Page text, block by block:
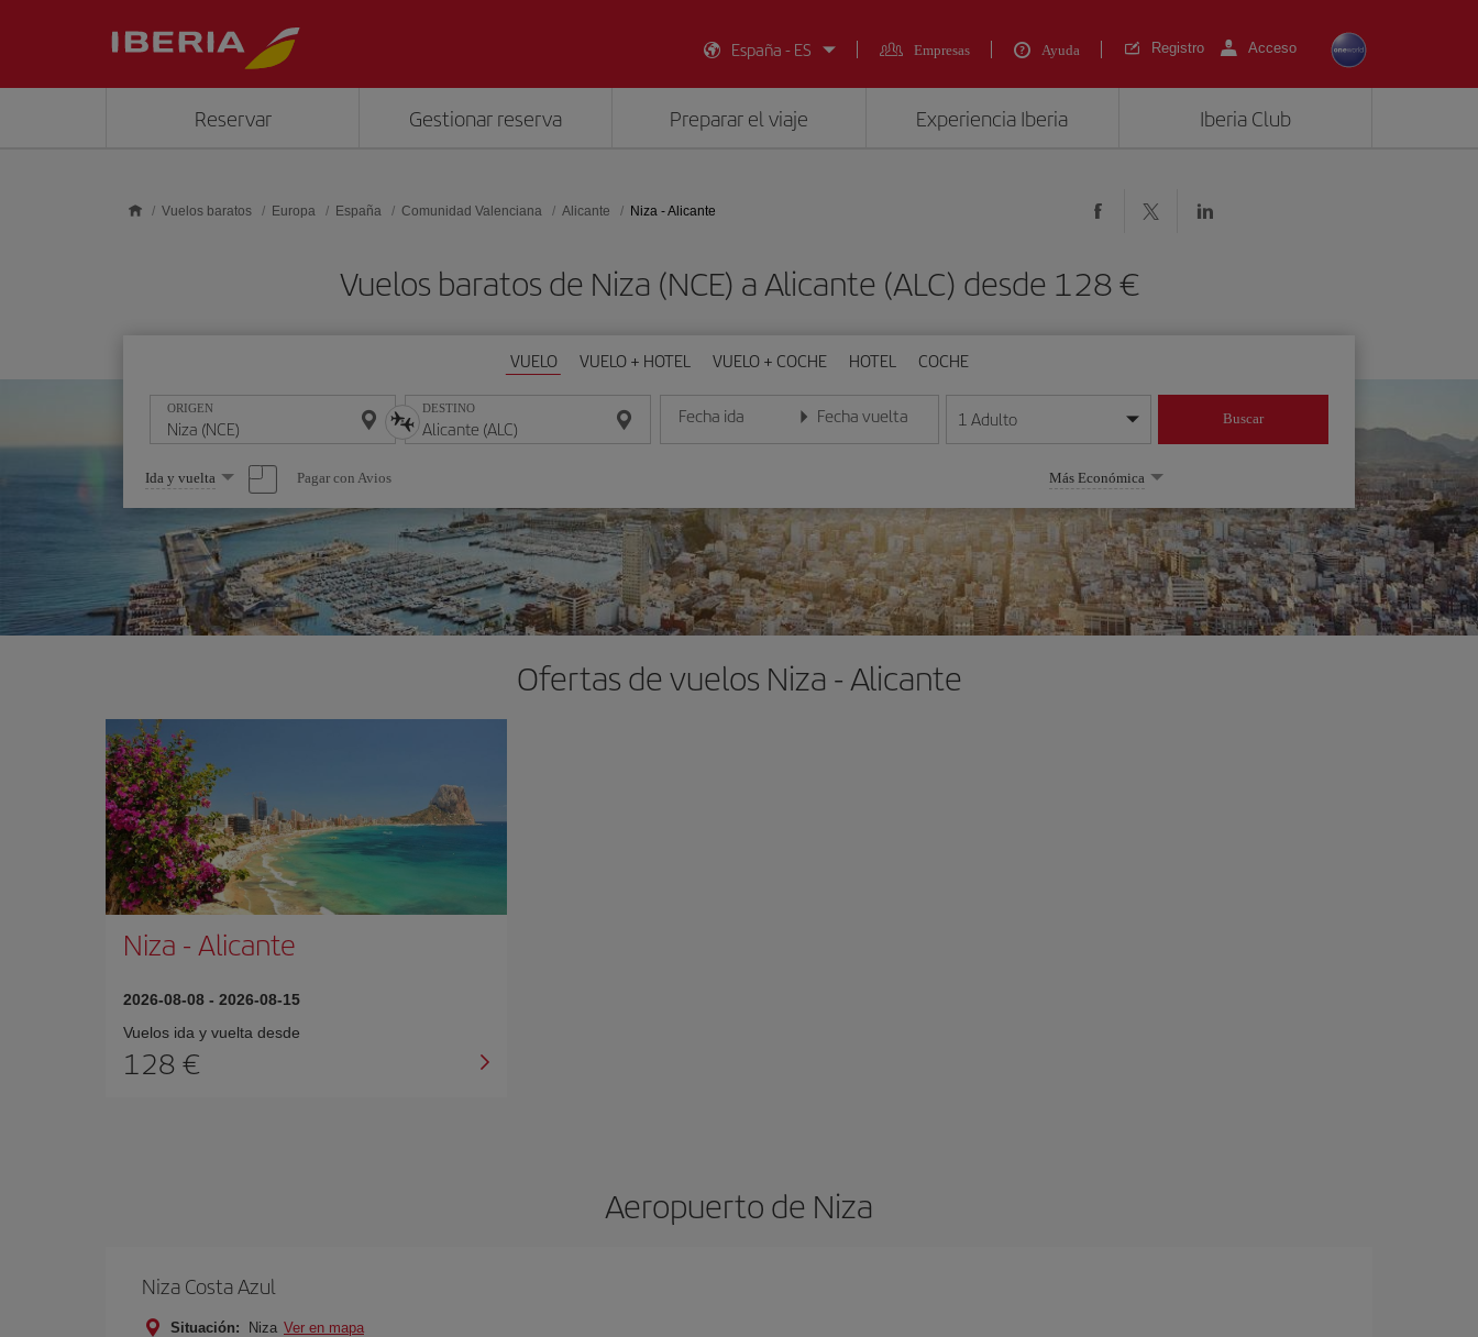
España - ES
Empresas Ayuda Registro Acceso
Reservar Gestionar reserva Preparar el viaje Experiencia Iberia Iberia Club
Vuelos baratos Europa España Comunidad Valenciana Alicante Niza - Alicante
Vuelos baratos de Niza (NCE) a Alicante (ALC) desde 128 €
VUELO VUELO + HOTEL VUELO + COCHE HOTEL COCHE
ORIGEN DESTINO Fecha ida
Introduce la fecha en formato día/mes/año
Fecha vuelta
Introduce la fecha en formato día/mes/año
1 Adulto Buscar
Seleccione
una
opción
Ida y vuelta Pagar con Avios Más Económica
Ofertas de vuelos Niza - Alicante
Niza -Alicante
2026-08-08 - 2026-08-15
Vuelos ida y vuelta desde
128 €
Aeropuerto de Niza
Niza Costa Azul
Situación: Niza Ver en mapa